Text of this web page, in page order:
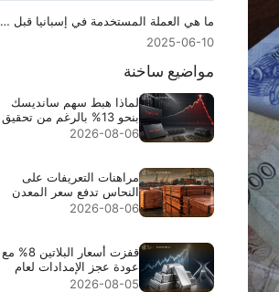
ما هي العملة المستخدمة في إسبانيا قبل اليورو؟ شرح مفصل
2025-06-10
مواضيع ساخنة
لماذا هبط سهم سانديسك
بنحو 13% بالرغم من تحقيق
إيرادات قياسية بقيمة
2026-08-06
مراهنات التعريفات على
النحاس تدفع سعر المعدن
إلى مستوى قياسي $6.703
2026-08-06
قفزت أسعار البلاتين 8% مع
عودة عجز الإمدادات لعام
2026 إلى دائرة الاهتمام
2026-08-05